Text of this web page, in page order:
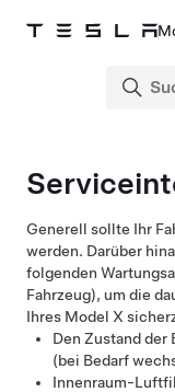
Generell sollte Ihr
werden. Darüber
folgenden
Fahrzeug), um die
Ihres Model X
Den Zustand der
(bei Bedarf
Innenraum-